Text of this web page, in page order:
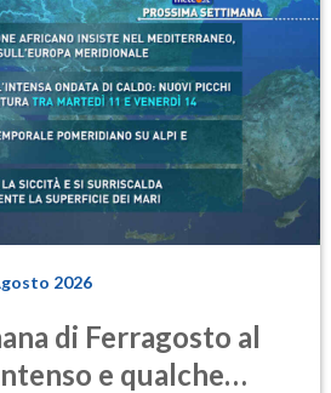
2026
di Ferragosto al
e qualche